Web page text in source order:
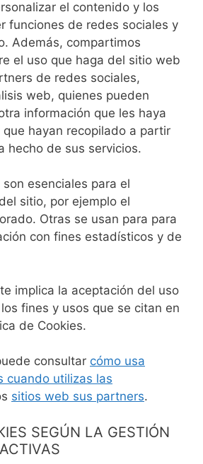
el contenido y los
funciones de redes sociales y
Además, compartimos
el uso que haga del sitio web
de redes sociales,
web, quienes pueden
información que les haya
hayan recopilado a partir
hecho de sus servicios.
esenciales para el
sitio, por ejemplo el
Otras se usan para para
con fines estadísticos y de
implica la aceptación del uso
fines y usos que se citan en
de Cookies.
consultar cómo usa
cuando utilizas las
sitios web sus partners.
SEGÚN LA GESTIÓN